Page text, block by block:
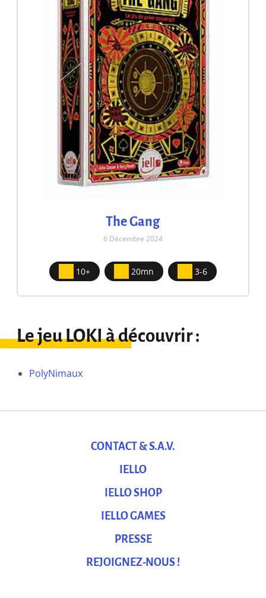
The Gang
6 Décembre 2024
10+ 20mn 3-6
Le jeu LOKI à découvrir :
PolyNimaux
CONTACT & S.A.V.
IELLO
IELLO SHOP
IELLO GAMES
PRESSE
REJOIGNEZ-NOUS !